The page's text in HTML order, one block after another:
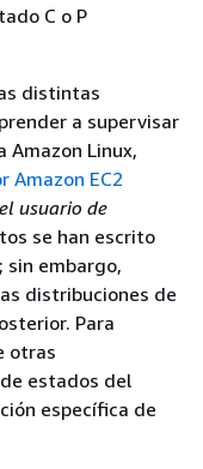
C o P
distintas
a supervisar
Linux,
Amazon EC2
usuario de
se han escrito
sin embargo,
distribuciones de
Para
otras
estados del
específica de